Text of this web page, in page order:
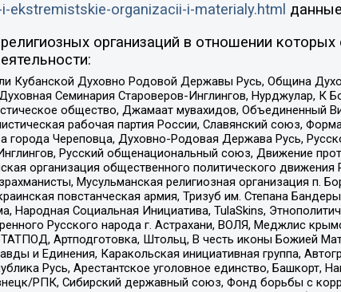
organizacii-i-materialy.html
организаций в отношении
Кубанской Духовно Родовой Державы Русь, Община
Семинария Староверов-Инглингов, Нурджулар, К
общество, Джамаат мувахидов, Объединенный
рабочая партия России, Славянский союз,
города Череповца, Духовно-Родовая Держава Русь,
Русский общенациональный союз, Движение
организация общественного политического движения
Мусульманская религиозная организация п.
повстанческая армия, Тризуб им. Степана
Народная Социальная Инициатива, TulaSkins,
Русского народа г. Астрахани, ВОЛЯ, Меджлис
Артподготовка, Штольц, В честь иконы Божией
и Единения, Каракольская инициативная группа,
Русь, Арестантское уголовное единство, Башкорт,
РПК, Сибирский державный союз, Фонд борьбы с